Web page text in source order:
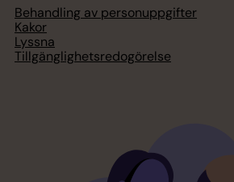
Behandling av personuppgifter
Kakor
Lyssna
Tillgänglighetsredogörelse